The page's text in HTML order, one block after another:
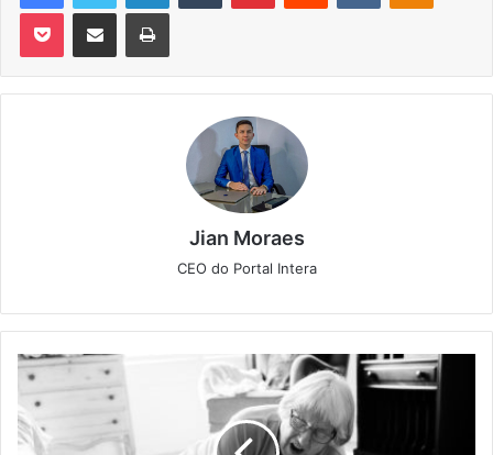
Pocket Compartilhar via e-mail Imprimir
Jian Moraes
CEO do Portal Intera